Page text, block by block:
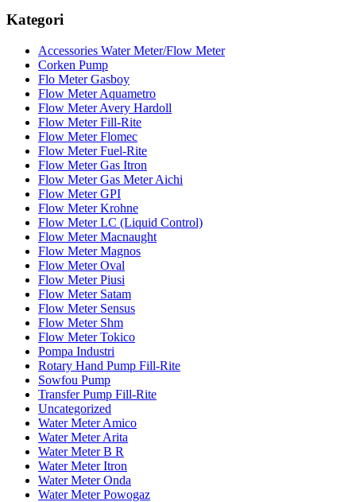
Kategori
Accessories Water Meter/Flow Meter
Corken Pump
Flo Meter Gasboy
Flow Meter Aquametro
Flow Meter Avery Hardoll
Flow Meter Fill-Rite
Flow Meter Flomec
Flow Meter Fuel-Rite
Flow Meter Gas Itron
Flow Meter Gas Meter Aichi
Flow Meter GPI
Flow Meter Krohne
Flow Meter LC (Liquid Control)
Flow Meter Macnaught
Flow Meter Magnos
Flow Meter Oval
Flow Meter Piusi
Flow Meter Satam
Flow Meter Sensus
Flow Meter Shm
Flow Meter Tokico
Pompa Industri
Rotary Hand Pump Fill-Rite
Sowfou Pump
Transfer Pump Fill-Rite
Uncategorized
Water Meter Amico
Water Meter Arita
Water Meter B R
Water Meter Itron
Water Meter Onda
Water Meter Powogaz